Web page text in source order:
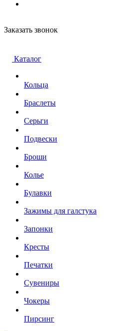
Заказать звонок
Каталог
Кольца
Браслеты
Серьги
Подвески
Броши
Колье
Булавки
Зажимы для галстука
Запонки
Кресты
Печатки
Сувениры
Чокеры
Пирсинг